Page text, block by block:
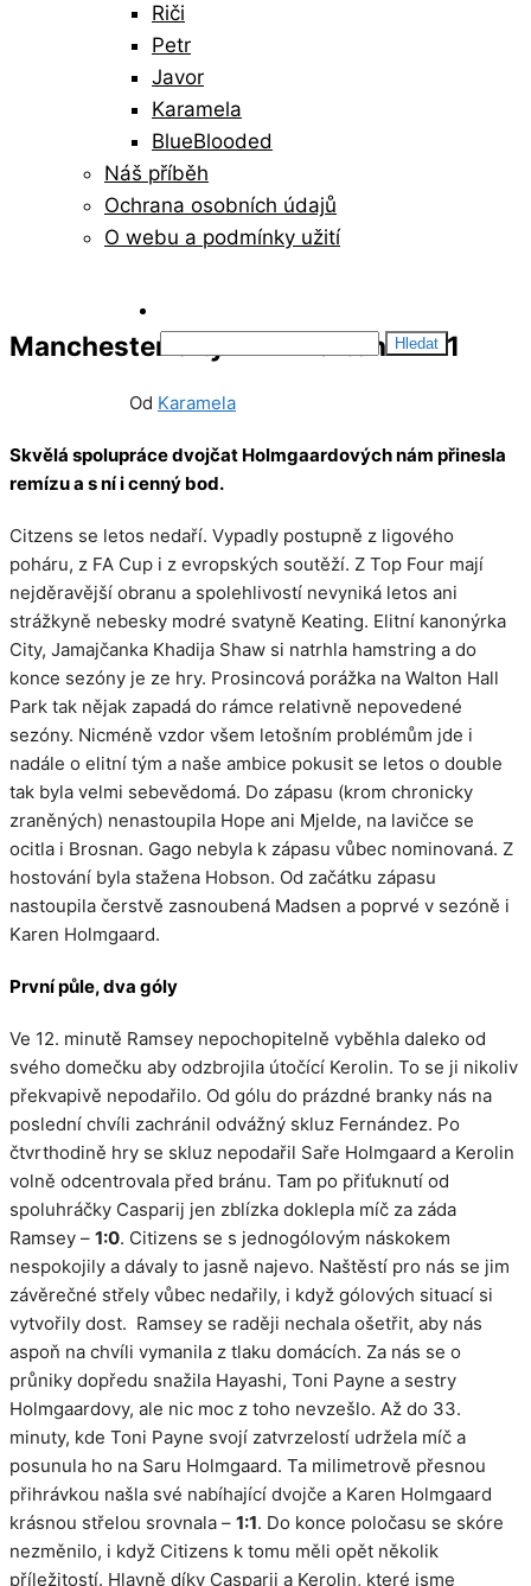
Riči
Petr
Javor
Karamela
BlueBlooded
Náš příběh
Ochrana osobních údajů
O webu a podmínky užití
Vyhledávání
Manchester City W – Everton W 1:1
Od Karamela
Skvělá spolupráce dvojčat Holmgaardových nám přinesla
remízu a s ní i cenný bod.
Citzens se letos nedaří. Vypadly postupně z ligového
poháru, z FA Cup i z evropských soutěží. Z Top Four mají
nejděravější obranu a spolehlivostí nevyniká letos ani
strážkyně nebesky modré svatyně Keating. Elitní kanonýrka
City, Jamajčanka Khadija Shaw si natrhla hamstring a do
konce sezóny je ze hry. Prosincová porážka na Walton Hall
Park tak nějak zapadá do rámce relativně nepovedené
sezóny. Nicméně vzdor všem letošním problémům jde i
nadále o elitní tým a naše ambice pokusit se letos o double
tak byla velmi sebevědomá. Do zápasu (krom chronicky
zraněných) nenastoupila Hope ani Mjelde, na lavičce se
ocitla i Brosnan. Gago nebyla k zápasu vůbec nominovaná. Z
hostování byla stažena Hobson. Od začátku zápasu
nastoupila čerstvě zasnoubená Madsen a poprvé v sezóně i
Karen Holmgaard.
První půle, dva góly
Ve 12. minutě Ramsey nepochopitelně vyběhla daleko od
svého domečku aby odzbrojila útočící Kerolin. To se ji nikoliv
překvapivě nepodařilo. Od gólu do prázdné branky nás na
poslední chvíli zachránil odvážný skluz Fernández. Po
čtvrthodině hry se skluz nepodařil Saře Holmgaard a Kerolin
volně odcentrovala před bránu. Tam po přiťuknutí od
spoluhráčky Casparij jen zblízka doklepla míč za záda
Ramsey – 1:0. Citizens se s jednogólovým náskokem
nespokojily a dávaly to jasně najevo. Naštěstí pro nás se jim
závěrečné střely vůbec nedařily, i když gólových situací si
vytvořily dost. Ramsey se raději nechala ošetřit, aby nás
aspoň na chvíli vymanila z tlaku domácích. Za nás se o
průniky dopředu snažila Hayashi, Toni Payne a sestry
Holmgaardovy, ale nic moc z toho nevzešlo. Až do 33.
minuty, kde Toni Payne svojí zatvrzelostí udržela míč a
posunula ho na Saru Holmgaard. Ta milimetrově přesnou
přihrávkou našla své nabíhající dvojče a Karen Holmgaard
krásnou střelou srovnala – 1:1. Do konce poločasu se skóre
nezměnilo, i když Citizens k tomu měli opět několik
příležitostí. Hlavně díky Casparij a Kerolin, které jsme